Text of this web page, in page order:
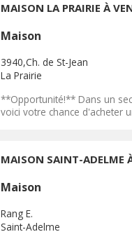
MAISON LA PRAIRIE À
Maison
3940,Ch. de St-Jean
La Prairie
**Opportunité!** Dans un
voici votre chance d'acheter
MAISON SAINT-ADELME
Maison
Rang E.
Saint-Adelme